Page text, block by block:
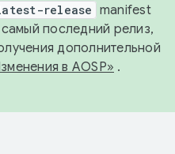
release manifest
последний релиз,
дополнительной
в AOSP» .